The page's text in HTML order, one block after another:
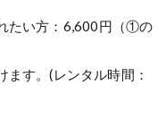
たい方：6,600円（①の
す。(レンタル時間：